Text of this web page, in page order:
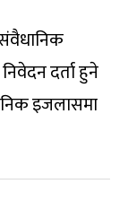
दर्ता हुने
इजलासमा